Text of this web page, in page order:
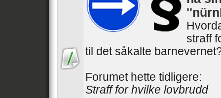
straff
til det såkalte
Forumet hette tidligere:
Straff for hvilke lovbrudd